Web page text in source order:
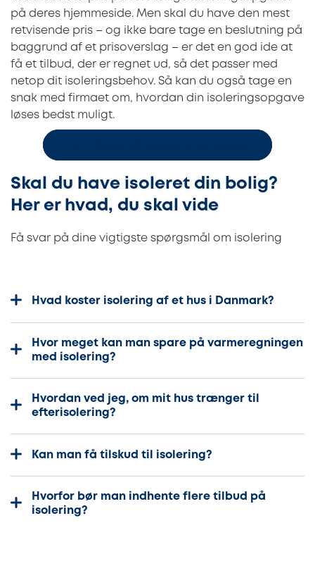
på deres hjemmeside. Men skal du have den mest
retvisende pris – og ikke bare tage en beslutning på
baggrund af et prisoverslag – er det en god ide at
få et tilbud, der er regnet ud, så det passer med
netop dit isoleringsbehov. Så kan du også tage en
snak med firmaet om, hvordan din isoleringsopgave
løses bedst muligt.
Skal du have isoleret din bolig?
Her er hvad, du skal vide
Få svar på dine vigtigste spørgsmål om isolering
Hvad koster isolering af et hus i Danmark?
Hvor meget kan man spare på varmeregningen
med isolering?
Hvordan ved jeg, om mit hus trænger til
efterisolering?
Kan man få tilskud til isolering?
Hvorfor bør man indhente flere tilbud på
isolering?